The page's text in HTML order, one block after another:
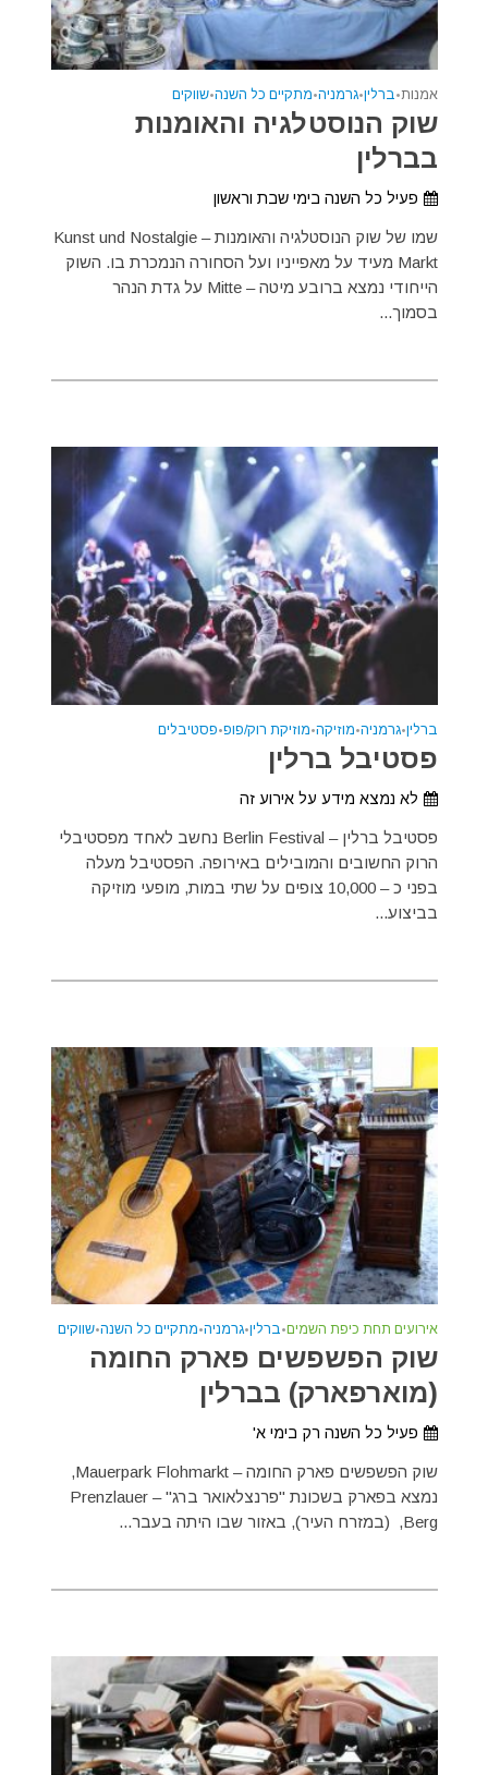
אמנות•ברלין•גרמניה•מתקיים כל השנה•שווקים
שוק הנוסטלגיה והאומנות
בברלין
פעיל כל השנה בימי שבת וראשון
שמו של שוק הנוסטלגיה והאומנות – Kunst und Nostalgie
Markt מעיד על מאפייניו ועל הסחורה הנמכרת בו. השוק
הייחודי נמצא ברובע מיטה – Mitte על גדת הנהר
בסמוך...
ברלין•גרמניה•מוזיקה•מוזיקת רוק/פופ•פסטיבלים
פסטיבל ברלין
לא נמצא מידע על אירוע זה
פסטיבל ברלין – Berlin Festival נחשב לאחד מפסטיבלי
הרוק החשובים והמובילים באירופה. הפסטיבל מעלה
בפני כ – 10,000 צופים על שתי במות, מופעי מוזיקה
בביצוע...
אירועים תחת כיפת השמים•ברלין•גרמניה•מתקיים כל השנה•שווקים
שוק הפשפשים פארק החומה
(מוארפארק) בברלין
פעיל כל השנה רק בימי א'
שוק הפשפשים פארק החומה – Mauerpark Flohmarkt,
נמצא בפארק בשכונת "פרנצלאואר ברג" – Prenzlauer
Berg, (במזרח העיר), באזור שבו היתה בעבר...